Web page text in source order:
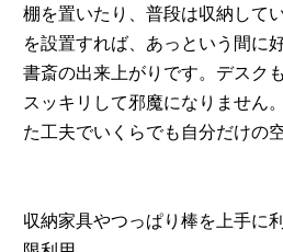
棚を置いたり、普段は収納して
を設置すれば、あっという間に
書斎の出来上がりです。デスク
スッキリして邪魔になりません
た工夫でいくらでも自分だけの
収納家具やつっぱり棒を上手に